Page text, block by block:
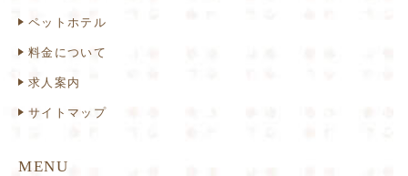
ペットホテル
料金について
求人案内
サイトマップ
MENU